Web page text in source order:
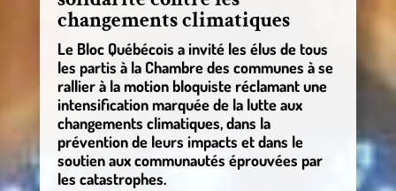
changements climatiques
Le Bloc Québécois a invité les élus de tous
les partis à la Chambre des communes à se
rallier à la motion bloquiste réclamant une
intensification marquée de la lutte aux
changements climatiques, dans la
prévention de leurs impacts et dans le
soutien aux communautés éprouvées par
les catastrophes.